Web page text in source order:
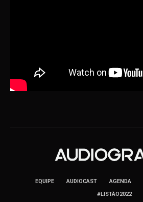
EQUIPE AUDIOCAST AGENDA
#LISTÃO2022